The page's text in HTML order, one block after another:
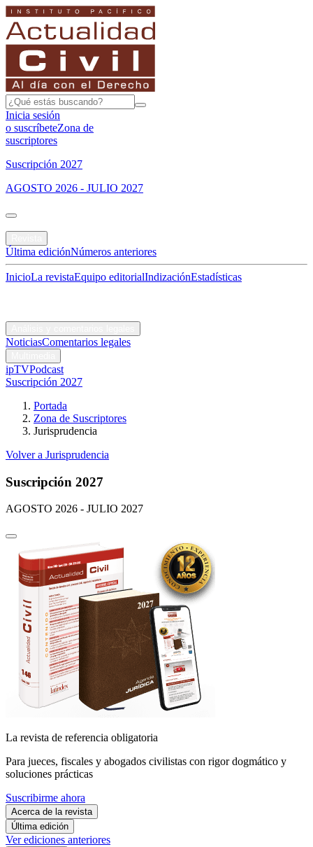
Inicia sesión
o suscríbeteZona de
suscriptores
Suscripción 2027
AGOSTO 2026 - JULIO 2027
Última ediciónNúmeros anteriores
InicioLa revistaEquipo editorialIndizaciónEstadísticas
NoticiasComentarios legales
ipTVPodcast
Suscripción 2027
Portada
Zona de Suscriptores
Jurisprudencia
Volver a Jurisprudencia
Suscripción 2027
AGOSTO 2026 - JULIO 2027
La revista de referencia obligatoria
Para jueces, fiscales y abogados civilistas con rigor dogmático y
soluciones prácticas
Suscribirme ahora
Acerca de la revista
Última edición
Ver ediciones anteriores